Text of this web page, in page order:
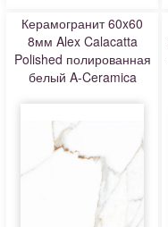
Керамогранит 60x60
8мм Alex Calacatta
Polished полированная
белый A-Ceramica